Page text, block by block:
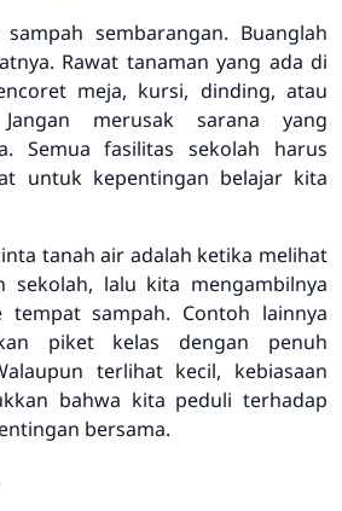
sembarangan. Buanglah
Rawat tanaman yang ada di
meja, kursi, dinding, atau
merusak sarana yang
Semua fasilitas sekolah harus
untuk kepentingan belajar kita
tanah air adalah ketika melihat
sekolah, lalu kita mengambilnya
sampah. Contoh lainnya
piket kelas dengan penuh
terlihat kecil, kebiasaan
bahwa kita peduli terhadap
bersama.